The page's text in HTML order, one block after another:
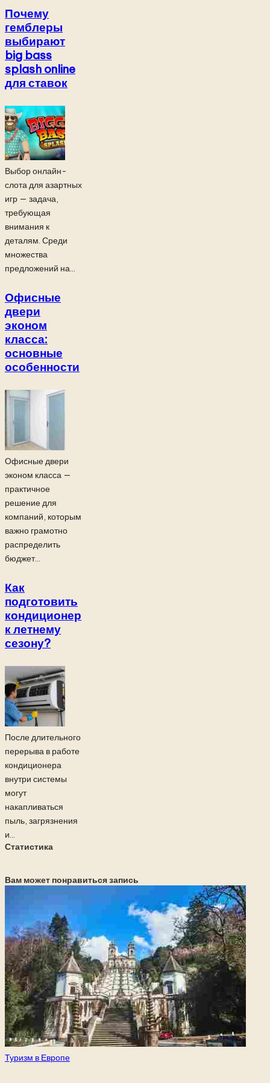
Почему
гемблеры
выбирают
big bass
splash online
для ставок
Выбор онлайн-
слота для азартных
игр — задача,
требующая
внимания к
деталям. Среди
множества
предложений на...
Офисные
двери
эконом
класса:
основные
особенности
Офисные двери
эконом класса —
практичное
решение для
компаний, которым
важно грамотно
распределить
бюджет...
Как
подготовить
кондиционер
к летнему
сезону?
После длительного
перерыва в работе
кондиционера
внутри системы
могут
накапливаться
пыль, загрязнения
и...
Статистика
Вам может понравиться запись
Опубликовано
Туризм в Европе